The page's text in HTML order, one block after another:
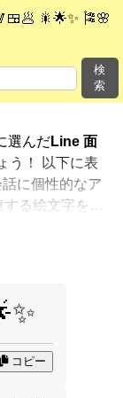
🎇🌟✨ 🎏🌸
検
索
選んだLine 面
う！ 以下に表
に個性的なア
る絵文字を最
くのオプショ
コピー